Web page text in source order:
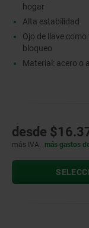
hogar
Alta estabilidad
Ojo de llave
bloqueo
Material: acero o
desde
más IVA. más gastos